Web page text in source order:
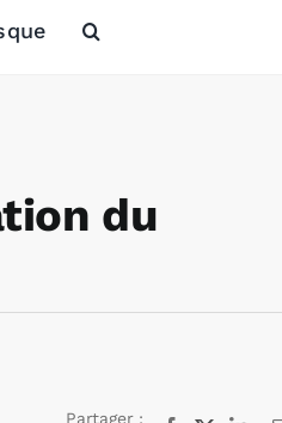
du
Partager :